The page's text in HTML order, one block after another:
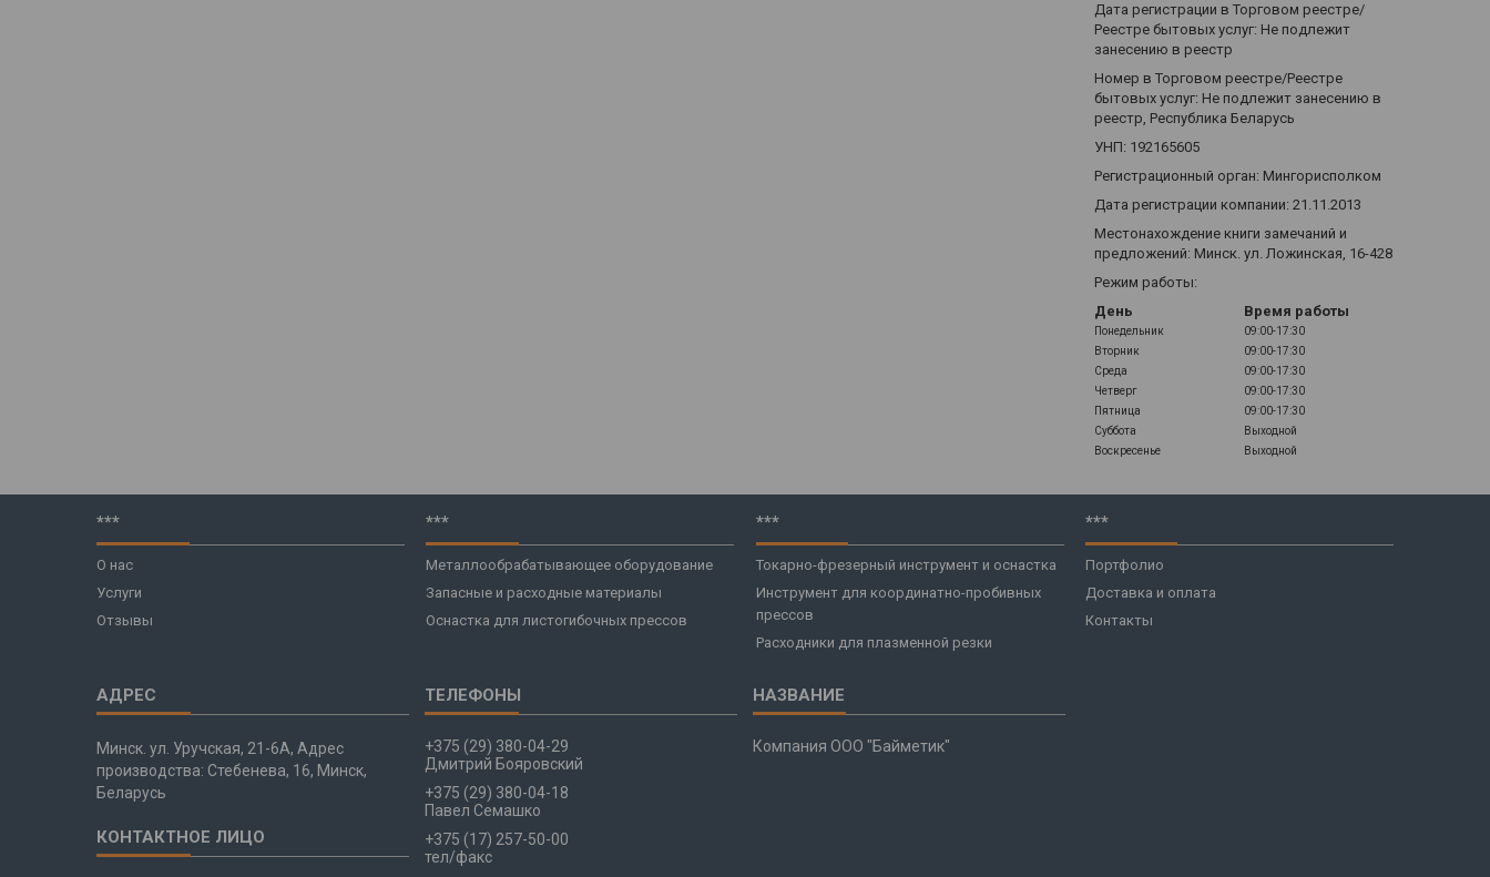
Дата регистрации в Торговом реестре/
Реестре бытовых услуг: Не подлежит
занесению в реестр
Номер в Торговом реестре/Реестре
бытовых услуг: Не подлежит занесению в
реестр, Республика Беларусь
УНП: 192165605
Регистрационный орган: Мингорисполком
Дата регистрации компании: 21.11.2013
Местонахождение книги замечаний и
предложений: Минск. ул. Ложинская, 16-428
Режим работы:
День
Время работы
Понедельник
09:00-17:30
Вторник
09:00-17:30
Среда
09:00-17:30
Четверг
09:00-17:30
Пятница
09:00-17:30
Суббота
Выходной
Воскресенье
Выходной
***
О нас
Услуги
Отзывы
***
Металлообрабатывающее оборудование
Запасные и расходные материалы
Оснастка для листогибочных прессов
***
Токарно-фрезерный инструмент и оснастка
Инструмент для координатно-пробивных
прессов
Расходники для плазменной резки
***
Портфолио
Доставка и оплата
Контакты
Минск. ул. Уручская, 21-6А, Адрес
производства: Стебенева, 16, Минск,
Беларусь
+375 (29) 380-04-29
Дмитрий Бояровский
+375 (29) 380-04-18
Павел Семашко
+375 (17) 257-50-00
тел/факс
Компания ООО "Байметик"